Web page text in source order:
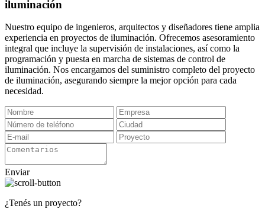
iluminación
Nuestro equipo de ingenieros, arquitectos y diseñadores tiene amplia
experiencia en proyectos de iluminación. Ofrecemos asesoramiento
integral que incluye la supervisión de instalaciones, así como la
programación y puesta en marcha de sistemas de control de
iluminación. Nos encargamos del suministro completo del proyecto
de iluminación, asegurando siempre la mejor opción para cada
necesidad.
Enviar
¿Tenés un proyecto?